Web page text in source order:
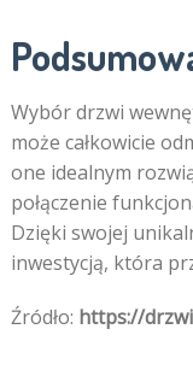
Wybór drzwi
może całkowicie
one idealnym
połączenie
Dzięki swojej
inwestycją, która
Źródło: https://